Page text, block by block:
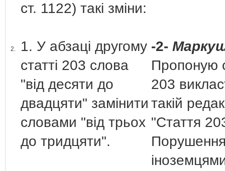
ст. 1122) такі зміни:
2.
1. У абзаці другому
статті 203 слова
"від десяти до
двадцяти" замінити
словами "від трьох
до тридцяти".
-2-
Пропоную
203
такій
"Стаття